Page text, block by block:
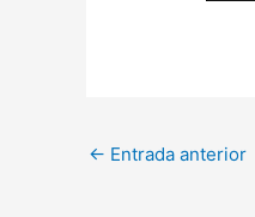
← Entrada anterior